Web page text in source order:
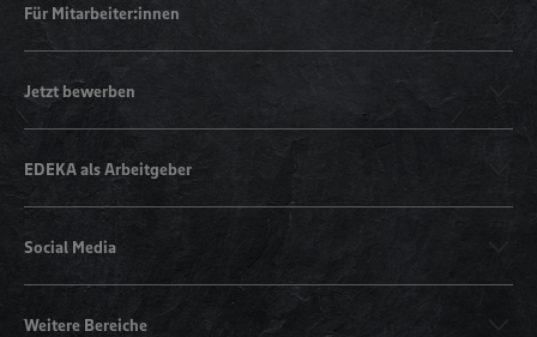
Für Mitarbeiter:innen
Jetzt bewerben
EDEKA als Arbeitgeber
Social Media
Weitere Bereiche